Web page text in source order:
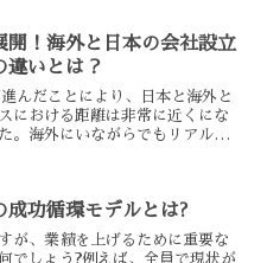
開！海外と日本の会社設立
違いとは？
んだことにより、日本と海外と
における距離は非常に近くにな
。海外にいながらでもリアルタ
ります。そこで今...
成功循環モデルとは?
が、業績を上げるために重要な
でしょう?例えば、全員で現状が